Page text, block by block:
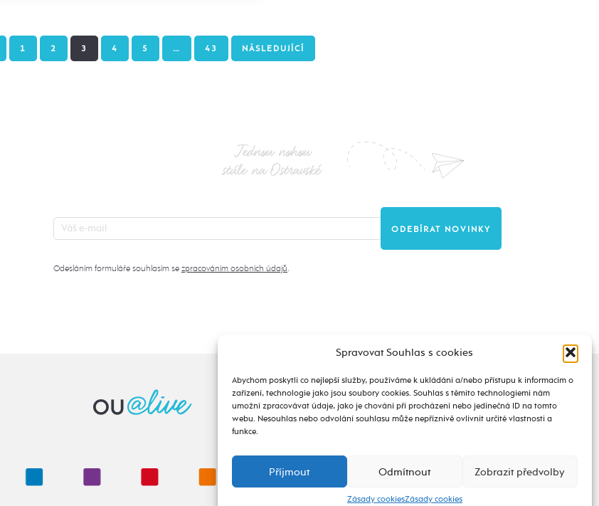
Spravovat Souhlas s cookies
Abychom poskytli co nejlepší služby, používáme k ukládání a/nebo přístupu k informacím o
zařízení, technologie jako jsou soubory cookies. Souhlas s těmito technologiemi nám
umožní zpracovávat údaje, jako je chování při procházení nebo jedinečná ID na tomto
webu. Nesouhlas nebo odvolání souhlasu může nepříznivě ovlivnit určité vlastnosti a
funkce.
Příjmout Odmítnout Zobrazit předvolby
Zásady cookiesZásady cookies
1 2 3 4 5 … 43 NÁSLEDUJÍCÍ
Jednou nohou
stále na Ostravské
Odesláním formuláře souhlasím se zpracováním osobních údajů.
STAŇ SE REDAKTOREM BLOGUJ NA@live